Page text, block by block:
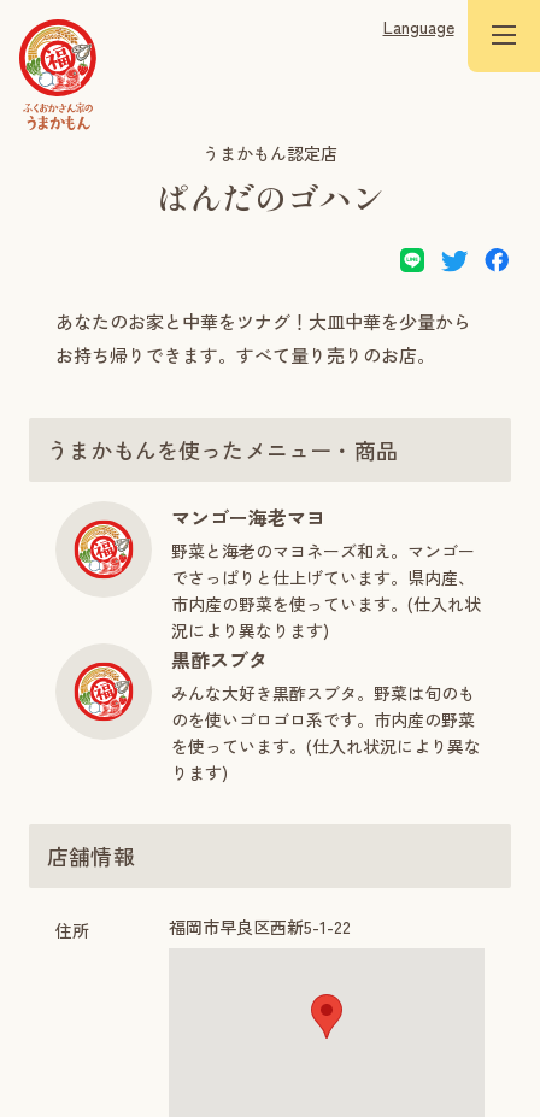
Language
うまかもん認定店
ぱんだのゴハン
あなたのお家と中華をツナグ！大皿中華を少量から
お持ち帰りできます。すべて量り売りのお店。
うまかもんを使ったメニュー・商品
マンゴー海老マヨ
野菜と海老のマヨネーズ和え。マンゴー
でさっぱりと仕上げています。県内産、
市内産の野菜を使っています。(仕入れ状
況により異なります)
黒酢スブタ
みんな大好き黒酢スブタ。野菜は旬のも
のを使いゴロゴロ系です。市内産の野菜
を使っています。(仕入れ状況により異な
ります)
店舗情報
住所 福岡市早良区西新5-1-22